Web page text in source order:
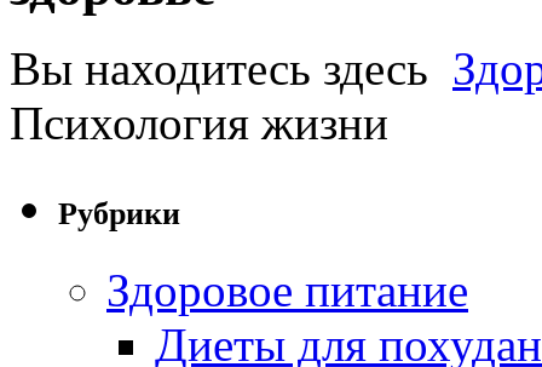
Вы находитесь здесь
Психология жизни
Рубрики
Здоровое питание
Диеты для